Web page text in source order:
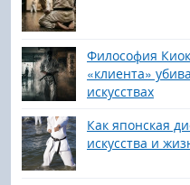
Философия
«клиента»
искусствах
Как японская
искусства и